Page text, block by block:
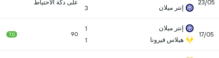
23/05
إنتر ميلان
3
على دكة الاحتياط
17/05
إنتر ميلان
هيلاس فيرونا
1
1
90
7.0